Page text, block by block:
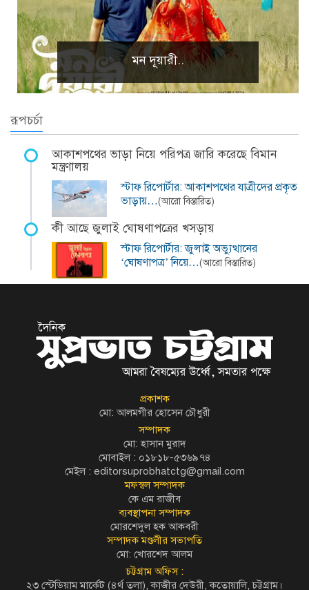
প্রাকৃতিক দৃশ্য
রূপচর্চা
আকাশপথের ভাড়া নিয়ে পরিপত্র জারি করেছে বিমান
মন্ত্রণালয়
স্টাফ রিপোর্টার: আকাশপথের যাত্রীদের প্রকৃত
ভাড়ায়…(আরো বিস্তারিত)
কী আছে জুলাই ঘোষণাপত্রের খসড়ায়
স্টাফ রিপোর্টার: জুলাই অভ্যুত্থানের
‘ঘোষণাপত্র’ নিয়ে…(আরো বিস্তারিত)
প্রকাশক
মো: আলমগীর হোসেন চৌধুরী
সম্পাদক
মো: হাসান মুরাদ
মোবাইল : ০১৮১৮-৫৩৬৯৭৪
মেইল : editorsuprobhatctg@gmail.com
মফস্বল সম্পাদক
কে এম রাজীব
ব্যবস্থাপনা সম্পাদক
মোরশেদুল হক আকবরী
সম্পাদক মণ্ডলীর সভাপতি
মো: খোরশেদ আলম
চট্টগ্রাম অফিস :
২৩ স্টেডিয়াম মার্কেট (৪র্থ তলা), কাজীর দেউরী, কতোয়ালি, চট্টগ্রাম।